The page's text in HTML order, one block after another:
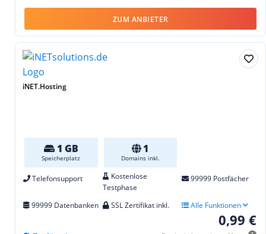
ZUM ANBIETER
iNET.Hosting
1 GB
Speicherplatz
1
Domains inkl.
Telefonsupport
Kostenlose
Testphase
99999 Postfächer
99999 Datenbanken SSL Zertifikat inkl. Alle Funktionen
0,99 €